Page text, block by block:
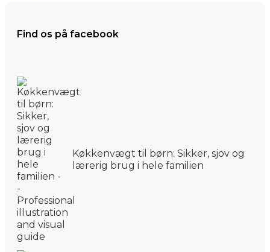
Find os på facebook
Køkkenvægt til børn: Sikker, sjov og
lærerig brug i hele familien